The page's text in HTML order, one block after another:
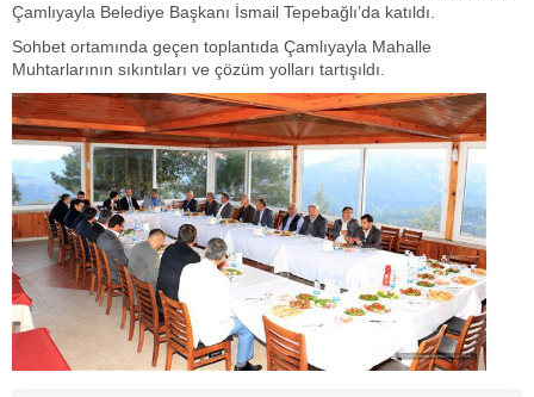
Çamlıyayla Belediye Başkanı İsmail Tepebağlı’da katıldı.
Sohbet ortamında geçen toplantıda Çamlıyayla Mahalle
Muhtarlarının sıkıntıları ve çözüm yolları tartışıldı.